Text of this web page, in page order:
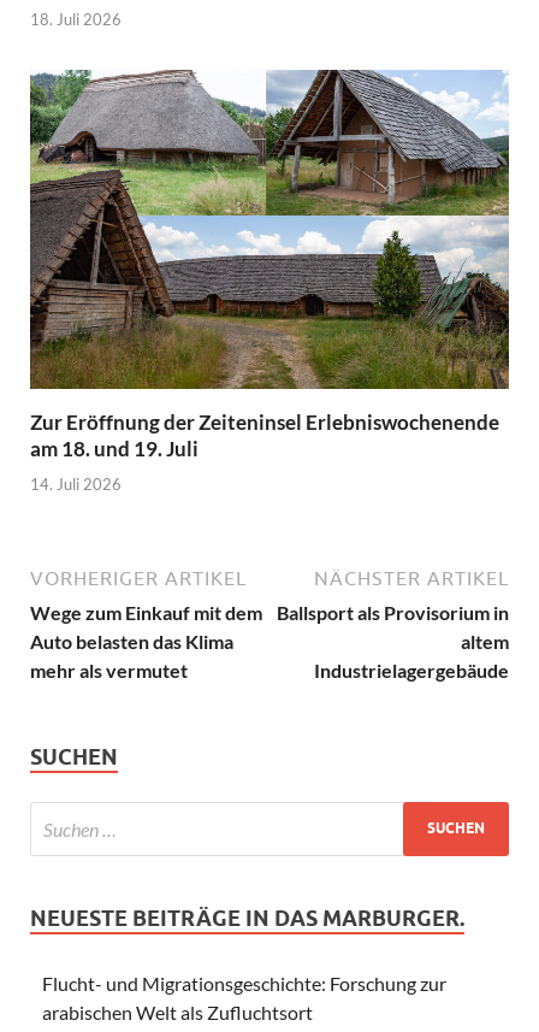
18. Juli 2026
Zur Eröffnung der Zeiteninsel Erlebniswochenende
am 18. und 19. Juli
14. Juli 2026
VORHERIGER ARTIKEL
Wege zum Einkauf mit dem
Auto belasten das Klima
mehr als vermutet
NÄCHSTER ARTIKEL
Ballsport als Provisorium in
altem
Industrielagergebäude
SUCHEN
NEUESTE BEITRÄGE IN DAS MARBURGER.
Flucht- und Migrationsgeschichte: Forschung zur
arabischen Welt als Zufluchtsort